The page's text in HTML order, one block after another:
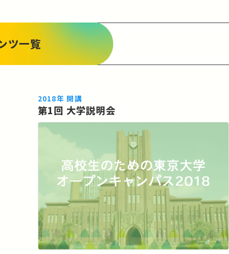
ツ一覧
2018年 開講
第1回 大学説明会